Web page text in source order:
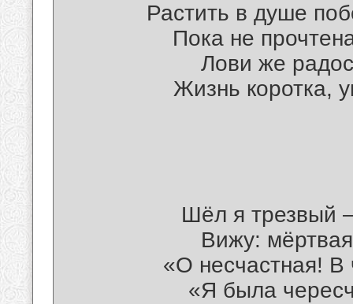
Растить в душе
Пока не
Лови же
Жизнь коротка,
Шёл я трезвый
Вижу:
«О несчастная!
«Я была